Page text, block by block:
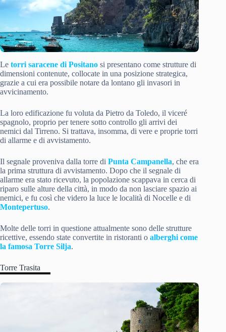
Le torri saracene di Positano si presentano come strutture di
dimensioni contenute, collocate in una posizione strategica,
grazie a cui era possibile notare da lontano gli invasori in
avvicinamento.
La loro edificazione fu voluta da Pietro da Toledo, il viceré
spagnolo, proprio per tenere sotto controllo gli arrivi dei
nemici dal Tirreno. Si trattava, insomma, di vere e proprie torri
di allarme e di avvistamento.
Il segnale proveniva dalla torre di Punta Campanella, che era
la prima struttura di avvistamento. Dopo che il segnale di
allarme era stato ricevuto, la popolazione scappava in cerca di
riparo sulle alture della città, in modo da non lasciare spazio ai
nemici, e fu così che videro la luce le località di Nocelle e di
Montepertuso.
Molte delle torri in questione attualmente sono delle strutture
ricettive, essendo state convertite in ristoranti o alberghi come
la famosa Torre Silja.
Torre Trasita